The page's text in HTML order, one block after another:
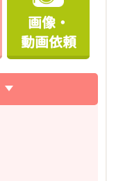
画像・
動画依頼